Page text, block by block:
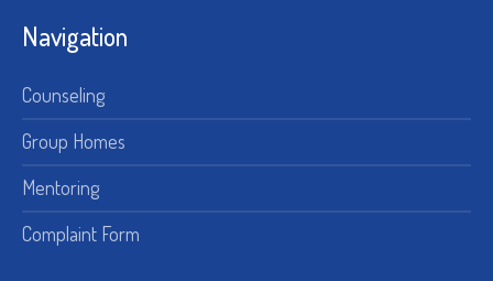
Navigation
Counseling
Group Homes
Mentoring
Complaint Form